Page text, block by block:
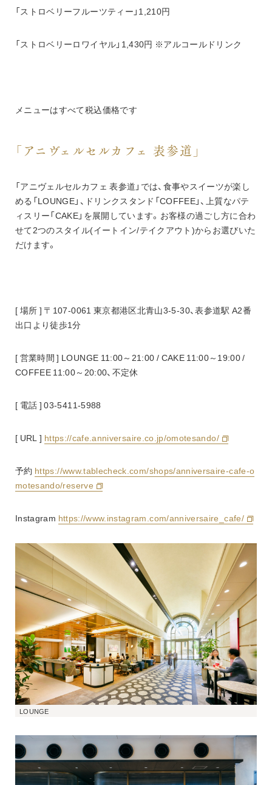
「ストロベリーフルーツティー」1,210円
「ストロベリーロワイヤル」1,430円 ※アルコールドリンク
メニューはすべて税込価格です
「アニヴェルセルカフェ 表参道」
「アニヴェルセルカフェ 表参道」では、食事やスイーツが楽し
める「LOUNGE」、ドリンクスタンド「COFFEE」、上質なパテ
ィスリー「CAKE」を展開しています。お客様の過ごし方に合わ
せて2つのスタイル(イートイン/テイクアウト)からお選びいた
だけます。
[ 場所 ] 〒107-0061 東京都港区北青山3-5-30、表参道駅 A2番
出口より徒歩1分
[ 営業時間 ] LOUNGE 11:00～21:00 / CAKE 11:00～19:00 /
COFFEE 11:00～20:00、不定休
[ 電話 ] 03-5411-5988
[ URL ] https://cafe.anniversaire.co.jp/omotesando/
予約 https://www.tablecheck.com/shops/anniversaire-cafe-o
motesando/reserve
Instagram https://www.instagram.com/anniversaire_cafe/
LOUNGE